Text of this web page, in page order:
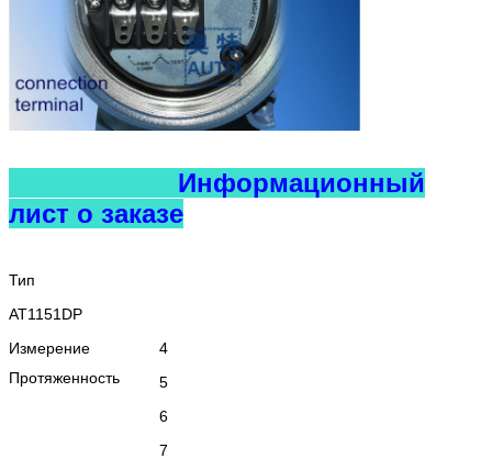
Информационный
лист о заказе
Тип
AT1151DP
Измерение
Протяженность
4
5
6
7